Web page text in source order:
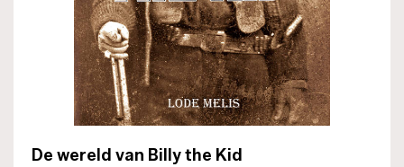
De wereld van Billy the Kid